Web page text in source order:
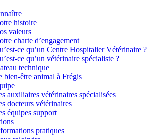
histoire
valeurs
charte d’engagement
ce qu’un Centre Hospitalier Vétérinaire ?
ce qu’un vétérinaire spécialiste ?
technique
bien-être animal à Frégis
auxiliaires vétérinaires spécialisées
docteurs vétérinaires
équipes support
pratiques